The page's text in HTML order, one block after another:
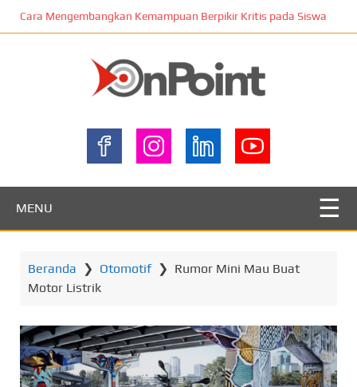
Cara Mengembangkan Kemampuan Berpikir Kritis pada Siswa
ONPOINT
MENU
Beranda ❯ Otomotif ❯ Rumor Mini Mau Buat
Motor Listrik